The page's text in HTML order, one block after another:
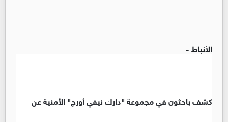
الأنباط -
كشف باحثون في مجموعة "دارك نيفي أورج" الأمنية عن